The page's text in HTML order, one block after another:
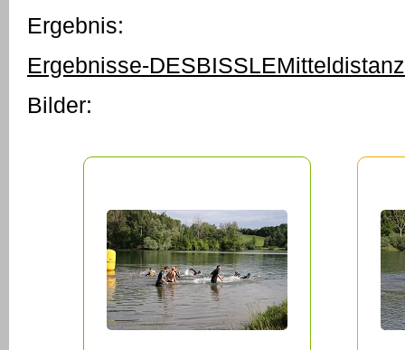
Ergebnis:
Ergebnisse-
Bilder: